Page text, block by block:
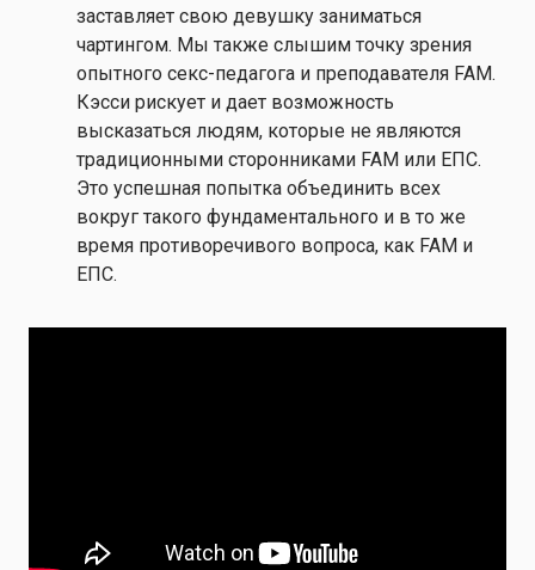
заставляет свою девушку заниматься
чартингом. Мы также слышим точку зрения
опытного секс-педагога и преподавателя FAM.
Кэсси рискует и дает возможность
высказаться людям, которые не являются
традиционными сторонниками FAM или ЕПС.
Это успешная попытка объединить всех
вокруг такого фундаментального и в то же
время противоречивого вопроса, как FAM и
ЕПС.